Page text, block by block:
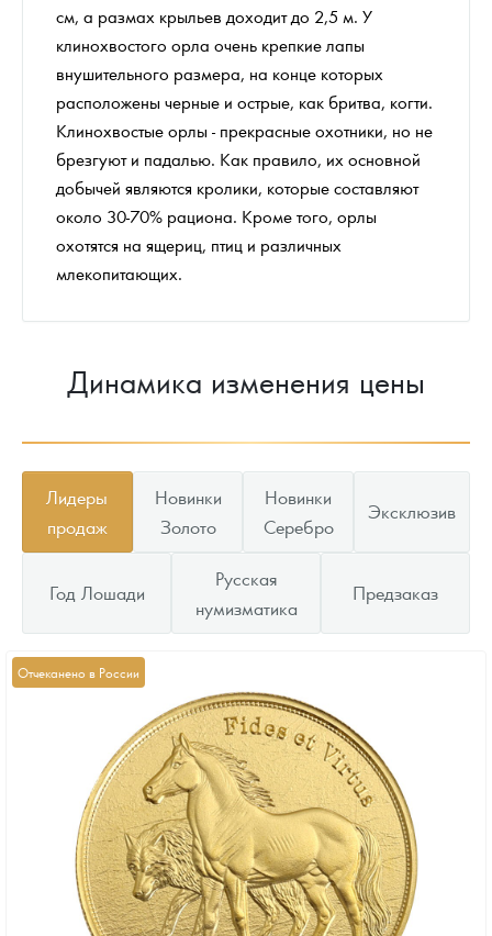
см, а размах крыльев доходит до 2,5 м. У
клинохвостого орла очень крепкие лапы
внушительного размера, на конце которых
расположены черные и острые, как бритва, когти.
Клинохвостые орлы - прекрасные охотники, но не
брезгуют и падалью. Как правило, их основной
добычей являются кролики, которые составляют
около 30-70% рациона. Кроме того, орлы
охотятся на ящериц, птиц и различных
млекопитающих.
Динамика изменения цены
Лидеры
продаж
Новинки
Золото
Новинки
Серебро
Эксклюзив
Год Лошади
Русская
нумизматика
Предзаказ
Отчеканено в России